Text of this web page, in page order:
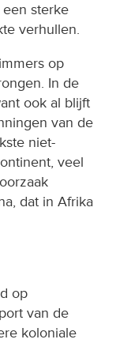
sterke
verhullen.
op
In de
ook al blijft
van de
niet-
veel
dat in Afrika
op
van de
koloniale